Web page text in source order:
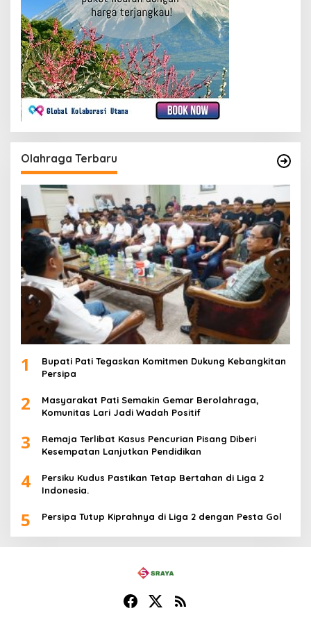
Olahraga Terbaru
1
Bupati Pati Tegaskan Komitmen Dukung Kebangkitan
Persipa
2
Masyarakat Pati Semakin Gemar Berolahraga,
Komunitas Lari Jadi Wadah Positif
3
Remaja Terlibat Kasus Pencurian Pisang Diberi
Kesempatan Lanjutkan Pendidikan
4
Persiku Kudus Pastikan Tetap Bertahan di Liga 2
Indonesia.
5 Persipa Tutup Kiprahnya di Liga 2 dengan Pesta Gol